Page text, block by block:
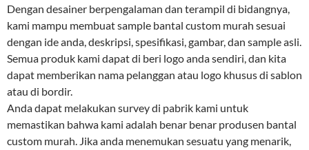
Dengan desainer berpengalaman dan terampil di bidangnya,
kami mampu membuat sample bantal custom murah sesuai
dengan ide anda, deskripsi, spesifikasi, gambar, dan sample asli.
Semua produk kami dapat di beri logo anda sendiri, dan kita
dapat memberikan nama pelanggan atau logo khusus di sablon
atau di bordir.
Anda dapat melakukan survey di pabrik kami untuk
memastikan bahwa kami adalah benar benar produsen bantal
custom murah. Jika anda menemukan sesuatu yang menarik,